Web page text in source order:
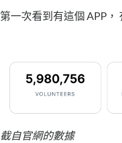
第一次看到有這個 APP，
截自官網的數據